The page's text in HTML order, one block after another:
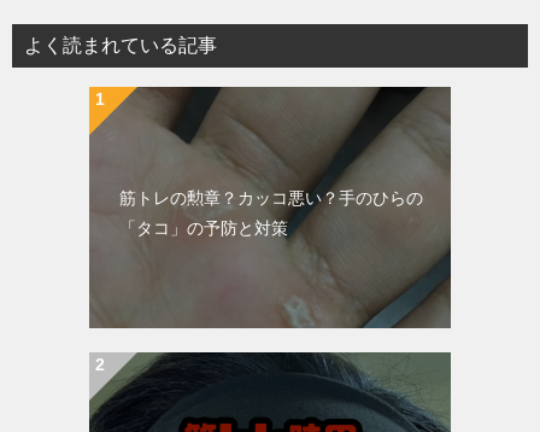
よく読まれている記事
筋トレの勲章？カッコ悪い？手のひらの
「タコ」の予防と対策